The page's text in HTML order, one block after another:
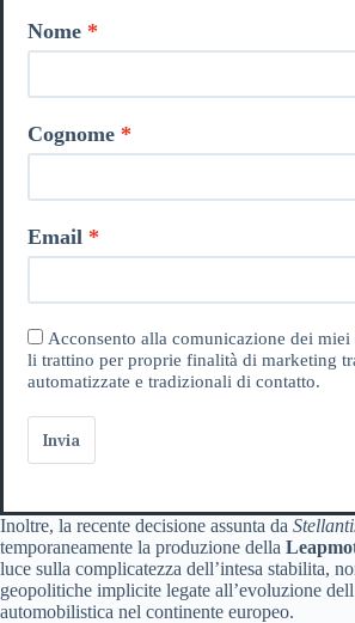
Nome
Cognome
Email
Acconsento alla comunicazione dei
li trattino per proprie finalità di marketing
automatizzate e tradizionali di contatto.
Invia
Inoltre, la recente decisione assunta da
temporaneamente la produzione della
luce sulla complicatezza dell’intesa stabilita,
geopolitiche implicite legate all’evoluzione
automobilistica nel continente europeo.